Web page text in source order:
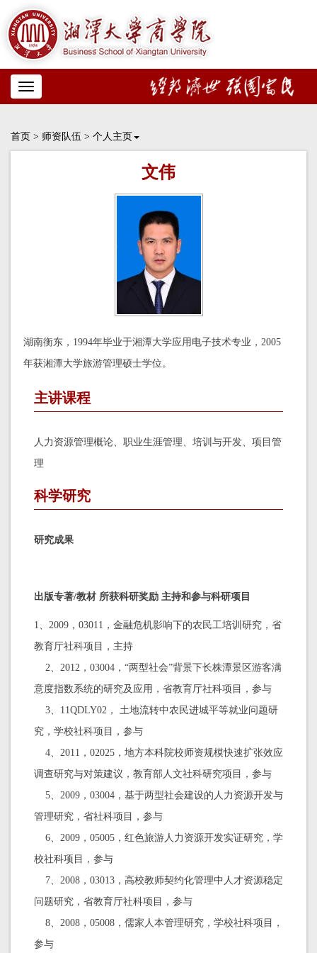
Toggle
navigation
首页 > 师资队伍 > 个人主页
文伟
湖南衡东，1994年毕业于湘潭大学应用电子技术专业，2005
年获湘潭大学旅游管理硕士学位。
主讲课程
人力资源管理概论、职业生涯管理、培训与开发、项目管
理
科学研究
研究成果
出版专著/教材 所获科研奖励 主持和参与科研项目
1、2009，03011，金融危机影响下的农民工培训研究，省
教育厅社科项目，主持
2、2012，03004，“两型社会”背景下长株潭景区游客满
意度指数系统的研究及应用，省教育厅社科项目，参与
3、11QDLY02， 土地流转中农民进城平等就业问题研
究，学校社科项目，参与
4、2011，02025，地方本科院校师资规模快速扩张效应
调查研究与对策建议，教育部人文社科研究项目，参与
5、2009，03004，基于两型社会建设的人力资源开发与
管理研究，省社科项目，参与
6、2009，05005，红色旅游人力资源开发实证研究，学
校社科项目，参与
7、2008，03013，高校教师契约化管理中人才资源稳定
问题研究，省教育厅社科项目，参与
8、2008，05008，儒家人本管理研究，学校社科项目，
参与